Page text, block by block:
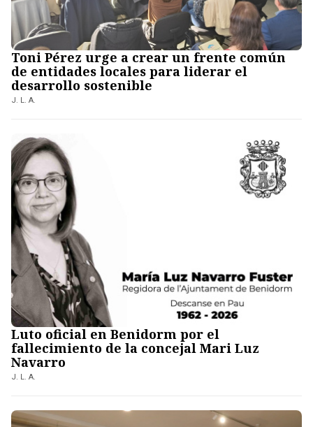
Toni Pérez urge a crear un frente común
de entidades locales para liderar el
desarrollo sostenible
J. L. A.
Luto oficial en Benidorm por el
fallecimiento de la concejal Mari Luz
Navarro
J. L. A.